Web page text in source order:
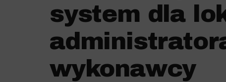
system dla
wykonawcy